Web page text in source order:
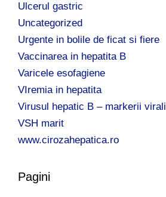
Ulcerul gastric
Uncategorized
Urgente in bolile de ficat si fiere
Vaccinarea in hepatita B
Varicele esofagiene
VIremia in hepatita
Virusul hepatic B – markerii virali
VSH marit
www.cirozahepatica.ro
Pagini